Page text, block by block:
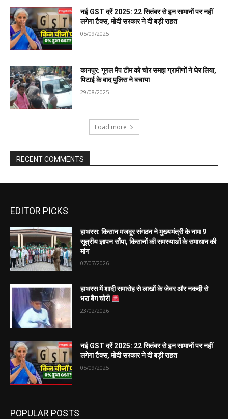
EDITOR PICKS
हाथरस: किसान मजदूर संगठन ने मुख्यमंत्री के नाम 9
सूत्रीय ज्ञापन सौंपा, किसानों की समस्याओं के समाधान की
मांग
07/07/2026
हाथरस में शादी समारोह से लाखों के जेवर और नकदी से
भरा बैग चोरी
23/02/2026
नई GST दरें 2025: 22 सितंबर से इन सामानों पर नहीं
लगेगा टैक्स, मोदी सरकार ने दी बड़ी राहत
05/09/2025
POPULAR POSTS